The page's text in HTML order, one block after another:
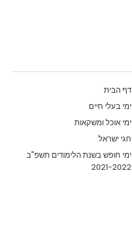
דף הבית
ימי בעלי חיים
ימי אוכל ומשקאות
חגי ישראל
ימי חופש בשנת הלימודים תשפ"ב
2021-2022